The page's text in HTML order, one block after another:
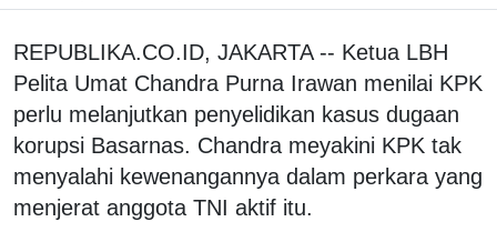
REPUBLIKA.CO.ID, JAKARTA -- Ketua LBH
Pelita Umat Chandra Purna Irawan menilai KPK
perlu melanjutkan penyelidikan kasus dugaan
korupsi Basarnas. Chandra meyakini KPK tak
menyalahi kewenangannya dalam perkara yang
menjerat anggota TNI aktif itu.